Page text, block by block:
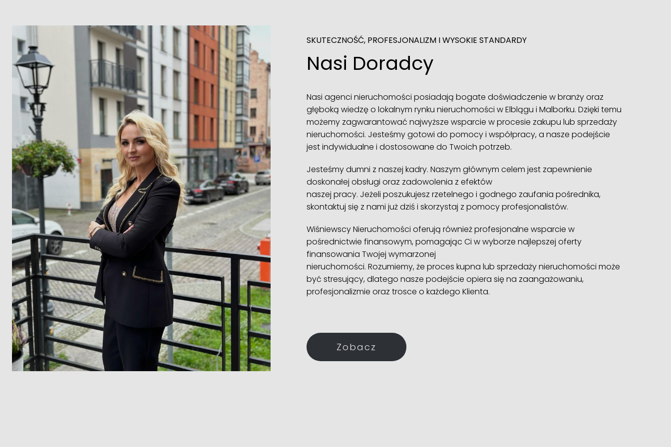
SKUTECZNOŚĆ, PROFESJONALIZM I WYSOKIE STANDARDY
Nasi Doradcy
Nasi agenci nieruchomości posiadają bogate doświadczenie w branży oraz
głęboką wiedzę o lokalnym rynku nieruchomości w Elblągu i Malborku. Dzięki temu
możemy zagwarantować najwyższe wsparcie w procesie zakupu lub sprzedaży
nieruchomości. Jesteśmy gotowi do pomocy i współpracy, a nasze podejście
jest indywidualne i dostosowane do Twoich potrzeb.
Jesteśmy dumni z naszej kadry. Naszym głównym celem jest zapewnienie
doskonałej obsługi oraz zadowolenia z efektów
naszej pracy. Jeżeli poszukujesz rzetelnego i godnego zaufania pośrednika,
skontaktuj się z nami już dziś i skorzystaj z pomocy profesjonalistów.
Wiśniewscy Nieruchomości oferują również profesjonalne wsparcie w
pośrednictwie finansowym, pomagając Ci w wyborze najlepszej oferty
finansowania Twojej wymarzonej
nieruchomości. Rozumiemy, że proces kupna lub sprzedaży nieruchomości może
być stresujący, dlatego nasze podejście opiera się na zaangażowaniu,
profesjonalizmie oraz trosce o każdego Klienta.
Zobacz